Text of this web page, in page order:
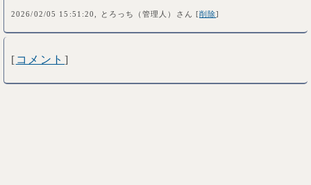
2026/02/05 15:51:20, とろっち（管理人）さん [削除]
[ コメント]